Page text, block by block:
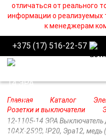
отличаться от реального
информации о реализуемых
к менеджерам
+375 (17) 516-22-57
Главная Каталог
Розетки и выключатели
12-1105-14 ЭРА Выключатель
10АХ-250В, IP20, Эра12,